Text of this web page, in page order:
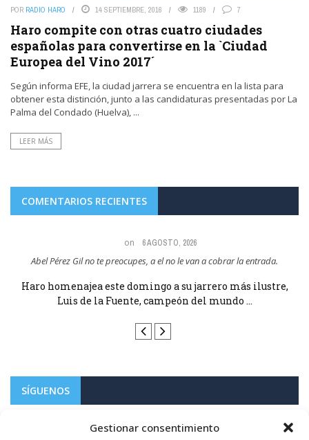
Gestionar consentimiento
POR RADIO HARO 14 SEPTIEMBRE, 2016 1189 7
Haro compite con otras cuatro ciudades
españolas para convertirse en la `Ciudad
Europea del Vino 2017´
Según informa EFE, la ciudad jarrera se encuentra en la lista para
obtener esta distinción, junto a las candidaturas presentadas por La
Palma del Condado (Huelva), ...
LEER MÁS
COMENTARIOS RECIENTES
on 6 AGOSTO, 2026
Abel Pérez Gil no te preocupes, a el no le van a cobrar la entrada.
Haro homenajea este domingo a su jarrero más ilustre,
Luis de la Fuente, campeón del mundo ...
SÍGUENOS